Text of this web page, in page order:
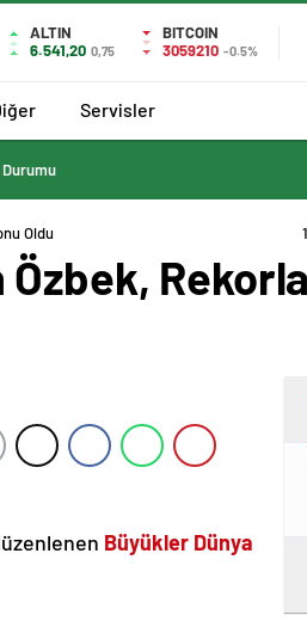
ALTIN
6.541,20 0,75
BITCOIN
3059210 -0.5%
Servisler
Oldu
Büyükler Dünya